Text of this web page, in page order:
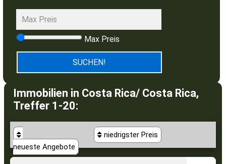
Max Preis
Immobilien in Costa Rica/ Costa Rica,
Treffer 1-20:
neueste Angebote
niedrigster Preis